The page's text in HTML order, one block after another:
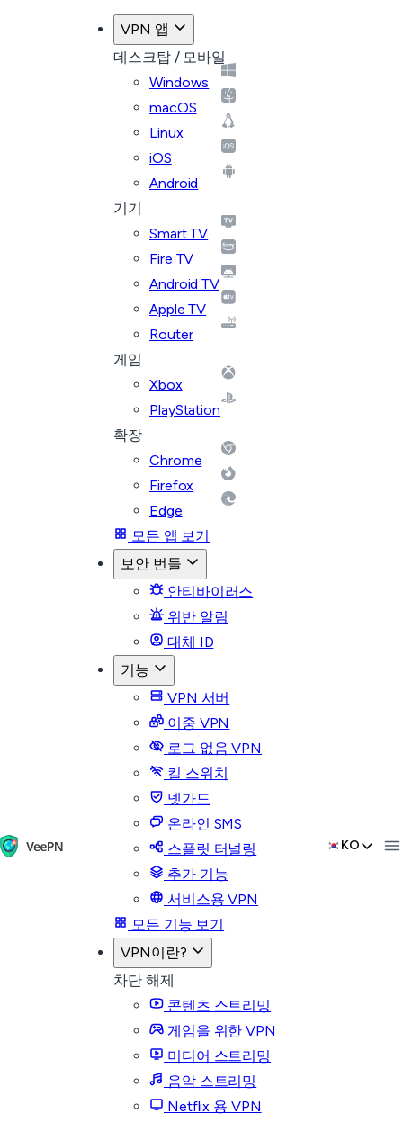
VPN 앱
데스크탑 / 모바일
Windows
macOS
Linux
iOS
Android
기기
Smart TV
Fire TV
Android TV
Apple TV
Router
게임
Xbox
PlayStation
확장
Chrome
Firefox
Edge
모든 앱 보기
보안 번들
안티바이러스
위반 알림
대체 ID
기능
VPN 서버
이중 VPN
로그 없음 VPN
킬 스위치
넷가드
온라인 SMS
스플릿 터널링
추가 기능
서비스용 VPN
모든 기능 보기
VPN이란?
차단 해제
콘텐츠 스트리밍
게임을 위한 VPN
미디어 스트리밍
음악 스트리밍
Netflix 용 VPN
KO